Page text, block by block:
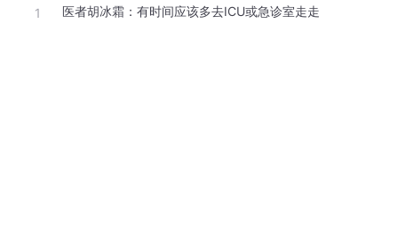
1 医者胡冰霜：有时间应该多去ICU或急诊室走走